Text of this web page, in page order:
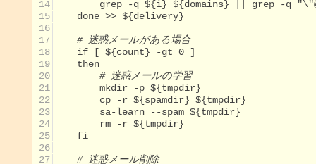
14
15
16
17
# 迷惑メールがある場合
18
19
    then
20
# 迷惑メールの学習
21
22
23
24
25
    fi
26
27
# 迷惑メール削除